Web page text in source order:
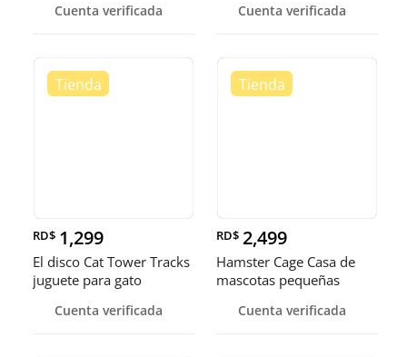
Cuenta verificada
automático
Cuenta verificada
RD$ 1,299
El disco Cat Tower Tracks
juguete para gato
Cuenta verificada
RD$ 2,499
Hamster Cage Casa de
mascotas pequeñas
Cuenta verificada